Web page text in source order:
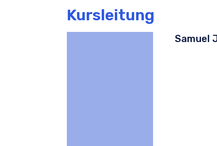
Kursleitung
Samuel